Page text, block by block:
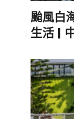
颱風白
生活 |